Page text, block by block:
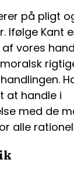
på pligt
Ifølge Kant
vores
at handle i
med de
alle